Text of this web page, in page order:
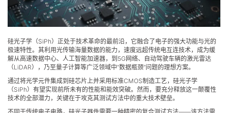
硅光子学（SiPh）正处于技术革命的最前沿，它融合了电子的强大功能与光的
极速特性。其利用光传输海量数据的能力，速度远超传统电互连技术，成为缓
解从高速数据中心、人工智能加速器，到5G网络、自动驾驶车辆的激光雷达
（LiDAR），乃至量子计算等广泛领域中“数据瓶颈”问题的理想方案。
通过将光学元件集成到硅芯片上并采用标准CMOS制造工艺，硅光子学
（SiPh）有望实现前所未有的性能和能效突破。然而，要充分释放这一颠覆性
技术的全部潜力，关键在于攻克其测试方法中的重大技术壁垒。